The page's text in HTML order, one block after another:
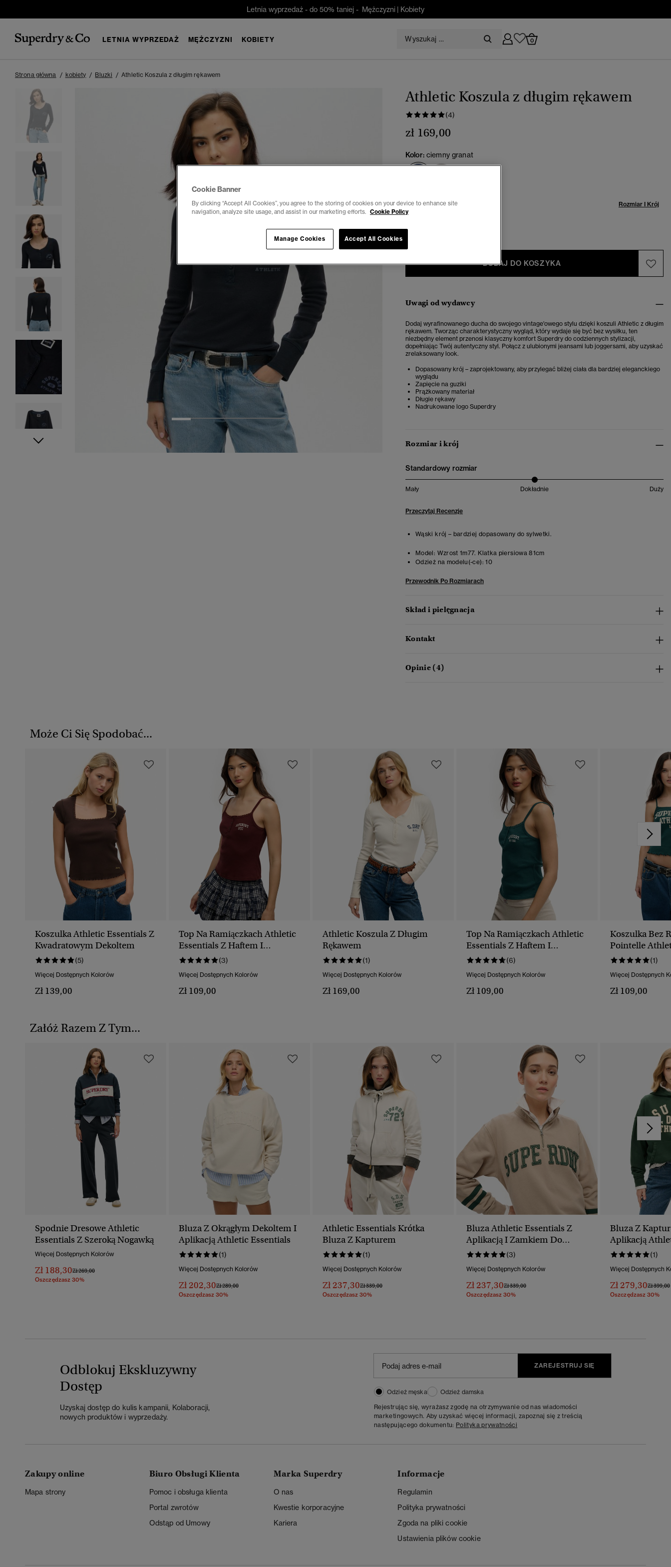
Letnia wyprzedaż - do 50% taniej - Mężczyzni | Kobiety
LETNIA WYPRZEDAŻ MĘŻCZYZNI KOBIETY 0
Strona główna kobiety Bluzki Athletic Koszula z długim rękawem
3 4 5
Athletic Koszula z długim rękawem
(4)
zł 169,00
Kolor: ciemny granat
wybrano
Wybierz Rozmiar: Rozmiar I Krój
DODAJ DO KOSZYKA
Uwagi od wydawcy
Dodaj wyrafinowanego ducha do swojego vintage'owego stylu dzięki koszuli Athletic z długim
rękawem. Tworząc charakterystyczny wygląd, który wydaje się być bez wysiłku, ten
niezbędny element przenosi klasyczny komfort Superdry do codziennych stylizacji,
dopełniając Twój autentyczny styl. Połącz z ulubionymi jeansami lub joggersami, aby uzyskać
zrelaksowany look.
Dopasowany krój – zaprojektowany, aby przylegać bliżej ciała dla bardziej eleganckiego
wyglądu
Zapięcie na guziki
Prążkowany materiał
Długie rękawy
Nadrukowane logo Superdry
Rozmiar i krój
Standardowy rozmiar
Mały Dokładnie Duży
Przeczytaj Recenzje
Wąski krój – bardziej dopasowany do sylwetki.
Model: Wzrost 1m77. Klatka piersiowa 81cm
Odzież na modelu(-ce): 10
Przewodnik Po Rozmiarach
Skład i pielęgnacja
Kontakt
Opinie (4)
Może Ci Się Spodobać...
Koszulka Athletic Essentials Z
Kwadratowym Dekoltem
(5)
Więcej Dostępnych Kolorów
Zł 139,00
Top Na Ramiączkach Athletic
Essentials Z Haftem I
Guzikami(3)
Więcej Dostępnych Kolorów
Zł 109,00
Athletic Koszula Z Długim
Rękawem
(1)
Więcej Dostępnych Kolorów
Zł 169,00
Top Na Ramiączkach Athletic
Essentials Z Haftem I
Guzikami(6)
Więcej Dostępnych Kolorów
Zł 109,00
Koszulka Bez
Pointelle
Nadrukiem(1)
Więcej Dostępnych
Zł 109,00
Załóż Razem Z Tym...
Spodnie Dresowe Athletic
Essentials Z Szeroką Nogawką
Więcej Dostępnych Kolorów
Zł 188,30Cena Obniżona Od
Zł 269,00Do
Oszczędzasz 30%
Bluza Z Okrągłym Dekoltem I
Aplikacją Athletic Essentials
(1)
Więcej Dostępnych Kolorów
Zł 202,30Cena Obniżona Od
Zł 289,00Do
Oszczędzasz 30%
Athletic Essentials Krótka
Bluza Z Kapturem
(1)
Więcej Dostępnych Kolorów
Zł 237,30Cena Obniżona Od
Zł 339,00Do
Oszczędzasz 30%
Bluza Athletic Essentials Z
Aplikacją I Zamkiem Do
Połowy
(3)
Więcej Dostępnych Kolorów
Zł 237,30Cena Obniżona Od
Zł 339,00Do
Oszczędzasz 30%
Bluza Z
Aplikacją
(1)
Więcej Dostępnych
Zł 279,30Cena
Zł 399,00
Oszczędzasz 30%
Odblokuj Ekskluzywny
Dostęp
Uzyskaj dostęp do kulis kampanii, Kolaboracji,
nowych produktów i wyprzedaży.
ZAREJESTRUJ SIĘ
Odzież męska
Odzież damska
Rejestrując się, wyrażasz zgodę na otrzymywanie od nas wiadomości
marketingowych. Aby uzyskać więcej informacji, zapoznaj się z treścią
następującego dokumentu: Polityka prywatności
Zakupy online
Mapa strony
Biuro Obsługi Klienta
Pomoc i obsługa klienta
Portal zwrotów
Odstąp od Umowy
Marka Superdry
O nas
Kwestie korporacyjne
Kariera
Informacje
Regulamin
Polityka prywatności
Zgoda na pliki cookie
Ustawienia plików cookie
Cookie Banner
By clicking “Accept All Cookies”, you agree to the storing of cookies on your device to enhance site
navigation, analyze site usage, and assist in our marketing efforts. Cookie Policy
Accept All Cookies
Manage Cookies